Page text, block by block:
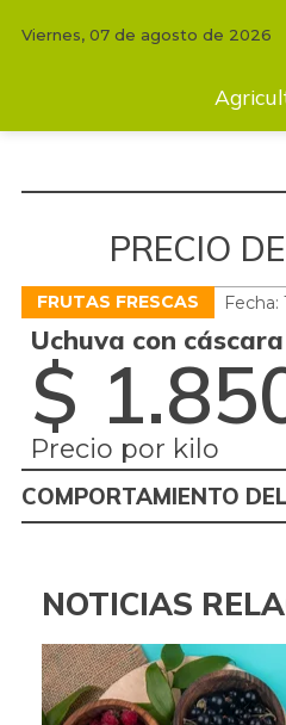
Mascotas
Viernes, 07 de agosto de 2026
PRECIO DE
FRUTAS FRESCAS Fecha:
Uchuva con cáscara
$
Precio por kilo
COMPORTAMIENTO
NOTICIAS